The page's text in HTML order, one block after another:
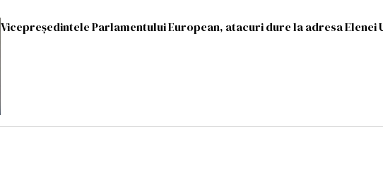
Vicepreședintele Parlamentului European, atacuri dure la adresa Elenei